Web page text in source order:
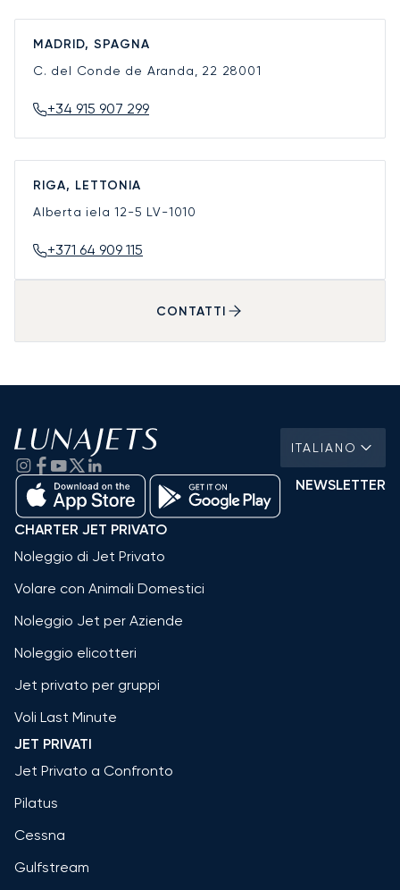
MADRID, SPAGNA
C. del Conde de Aranda, 22 28001
+34 915 907 299
RIGA, LETTONIA
Alberta iela 12-5 LV-1010
+371 64 909 115
CONTATTI
ITALIANO
NEWSLETTER
CHARTER JET PRIVATO
Noleggio di Jet Privato
Volare con Animali Domestici
Noleggio Jet per Aziende
Noleggio elicotteri
Jet privato per gruppi
Voli Last Minute
JET PRIVATI
Jet Privato a Confronto
Pilatus
Cessna
Gulfstream